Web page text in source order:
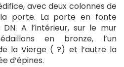
avec deux colonnes de
porte. La porte en fonte
A l’intérieur, sur le mur
en bronze, l’un
la Vierge ( ?) et l’autre la
d’épines.